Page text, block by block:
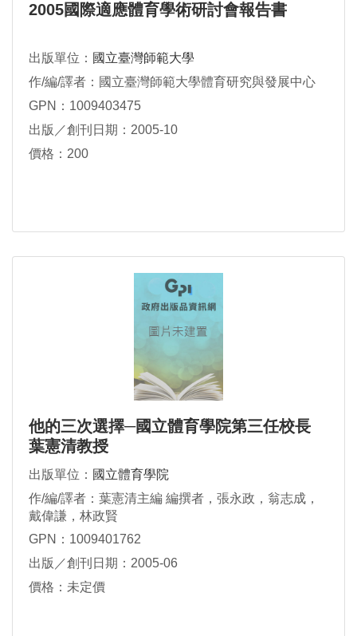
2005國際適應體育學術研討會報告書
出版單位： 國立臺灣師範大學
作/編/譯者：國立臺灣師範大學體育研究與發展中心
GPN：1009403475
出版／創刊日期：2005-10
價格：200
他的三次選擇─國立體育學院第三任校長
葉憲清教授
出版單位： 國立體育學院
作/編/譯者：葉憲清主編 編撰者，張永政，翁志成，
戴偉謙，林政賢
GPN：1009401762
出版／創刊日期：2005-06
價格：未定價